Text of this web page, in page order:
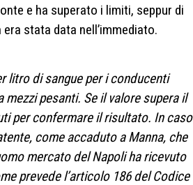
e ha superato i limiti, seppur di
stata data nell’immediato.
litro di sangue per i conducenti
pesanti. Se il valore supera il
per confermare il risultato. In caso
come accaduto a Manna, che
mercato del Napoli ha ricevuto
prevede l’articolo 186 del Codice